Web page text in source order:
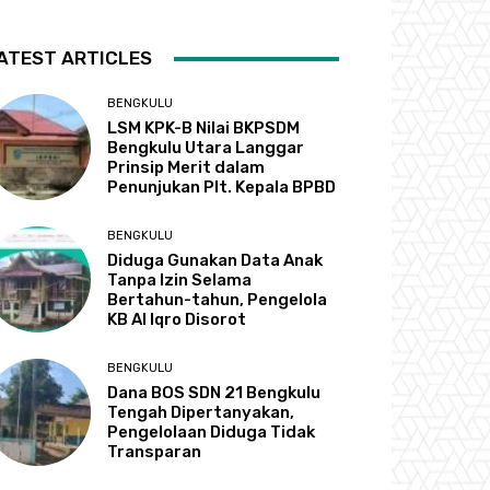
ARTICLES
BENGKULU
LSM KPK-B Nilai BKPSDM
Bengkulu Utara Langgar
Prinsip Merit dalam
Penunjukan Plt. Kepala BPBD
BENGKULU
Diduga Gunakan Data Anak
Tanpa Izin Selama
Bertahun-tahun, Pengelola
KB Al Iqro Disorot
BENGKULU
Dana BOS SDN 21 Bengkulu
Tengah Dipertanyakan,
Pengelolaan Diduga Tidak
Transparan